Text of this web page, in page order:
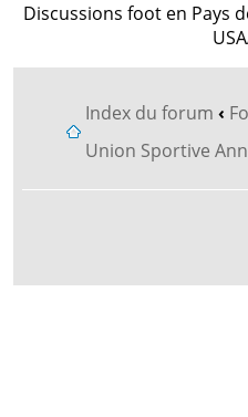
Discussions foot en Pays
Index du forum ‹
Union Sportive